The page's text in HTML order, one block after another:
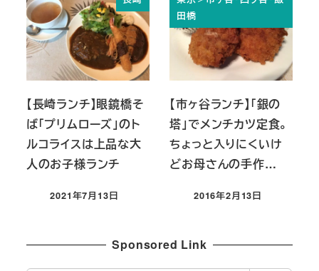
【長崎ランチ】眼鏡橋そ
ば「プリムローズ」のト
ルコライスは上品な大
人のお子様ランチ
投稿日
2021年7月13日
田橋
【市ヶ谷ランチ】「銀の
塔」でメンチカツ定食。
ちょっと入りにくいけ
どお母さんの手作…
投稿日
2016年2月13日
Sponsored Link